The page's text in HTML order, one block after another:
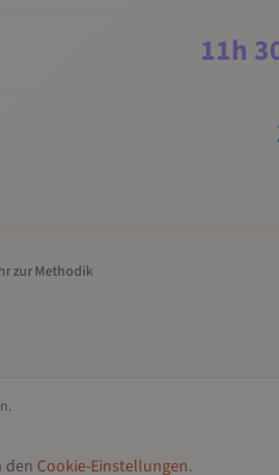
11h
zur Methodik
den Cookie-Einstellungen.